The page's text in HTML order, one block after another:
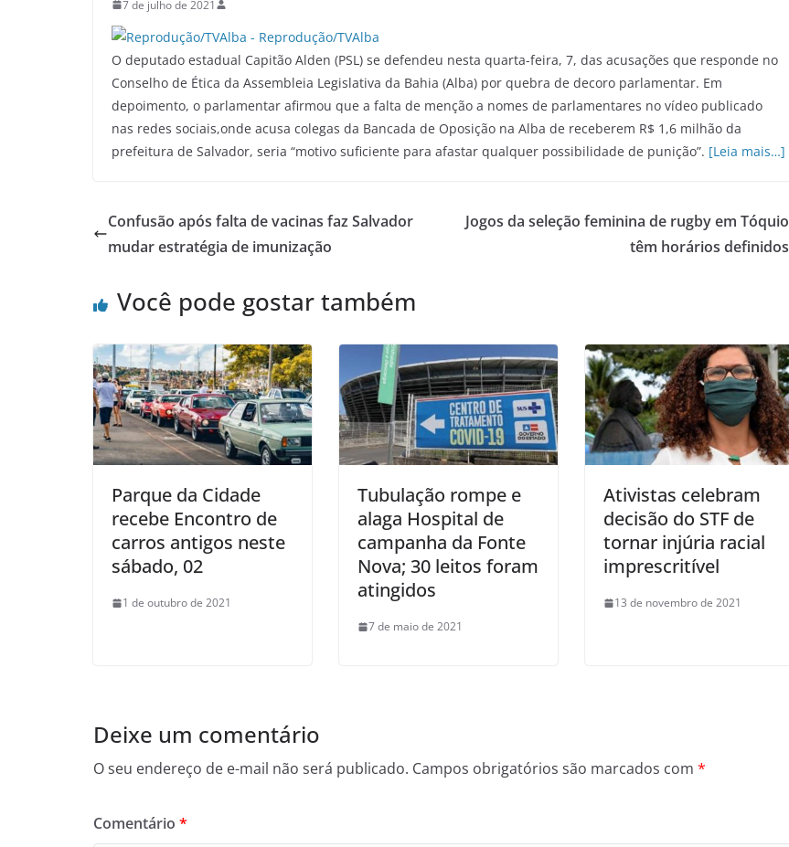
7 de julho de 2021
O deputado estadual Capitão Alden (PSL) se defendeu nesta quarta-feira, 7, das acusações que responde no
Conselho de Ética da Assembleia Legislativa da Bahia (Alba) por quebra de decoro parlamentar. Em
depoimento, o parlamentar afirmou que a falta de menção a nomes de parlamentares no vídeo publicado
nas redes sociais,onde acusa colegas da Bancada de Oposição na Alba de receberem R$ 1,6 milhão da
prefeitura de Salvador, seria “motivo suficiente para afastar qualquer possibilidade de punição”. [Leia mais…]
Confusão após falta de vacinas faz Salvador
mudar estratégia de imunização
Jogos da seleção feminina de rugby em Tóquio
têm horários definidos
Você pode gostar também
Parque da Cidade
recebe Encontro de
carros antigos neste
sábado, 02
1 de outubro de 2021
Tubulação rompe e
alaga Hospital de
campanha da Fonte
Nova; 30 leitos foram
atingidos
7 de maio de 2021
Ativistas celebram
decisão do STF de
tornar injúria racial
imprescritível
13 de novembro de 2021
Deixe um comentário
O seu endereço de e-mail não será publicado. Campos obrigatórios são marcados com *
Comentário *